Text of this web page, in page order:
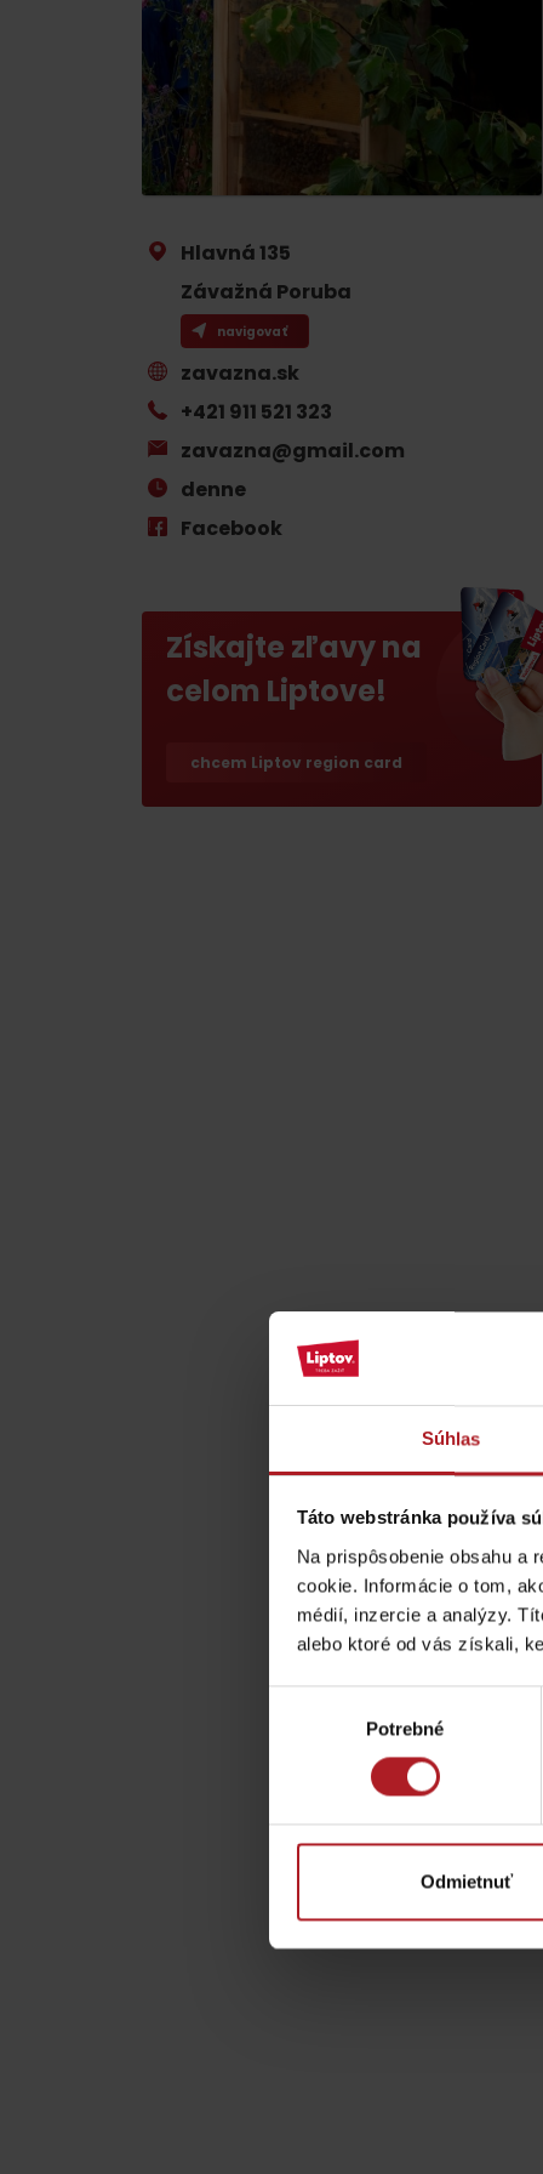
Súhlas
Táto webstránka používa
Na prispôsobenie obsahu a
cookie. Informácie o tom,
médií, inzercie a analýzy.
alebo ktoré od vás získali,
Potrebné
Odmietnuť
No data found for this source.
Kde sa nachádza
Požičovne
Ak ti škvŕka v bruchu
Reštaurácie
Kaviarne
Pivovary a vinárne
Salaše a koliby
Zimu a leto na Liptove
spoja športy
VŠETKY ČLÁNKY
O značke Produkt Liptova
ZOZNAM PRODUKTOV LIPTOVA
Chaty a útulne
Hlavná 135
Závažná Poruba
navigovať
zavazna.sk
+421 911 521 323
zavazna@gmail.com
denne
Facebook
Získajte zľavy na
celom Liptove!
chcem Liptov region card